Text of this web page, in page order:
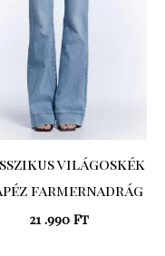
világoskék
farmernadrág
21 .990 Ft